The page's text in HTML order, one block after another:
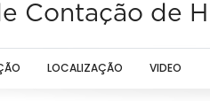
Contação de
LOCALIZAÇÃO VIDEO